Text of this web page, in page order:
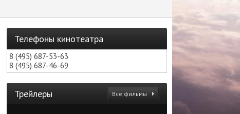
Телефоны кинотеатра
8 (495) 687-53-63
8 (495) 687-46-69
Трейлеры Все фильмы